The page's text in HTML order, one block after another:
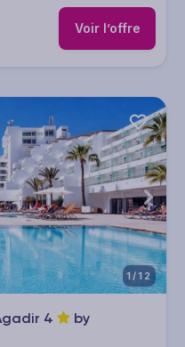
Voir l’offre
1/12
4
by